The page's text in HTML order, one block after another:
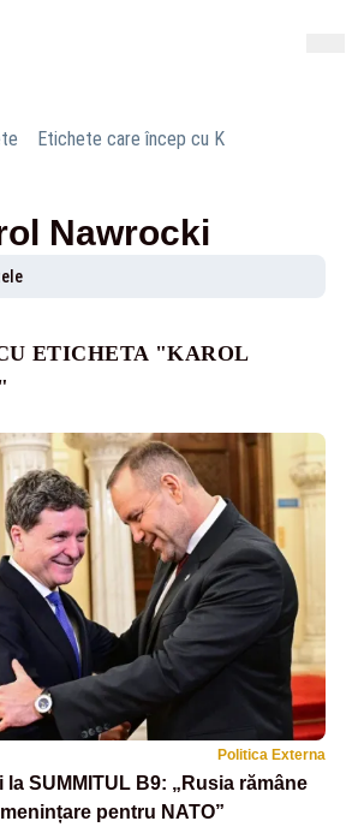
Etichete care încep cu K
Nawrocki
ETICHETA "KAROL
Politica Externa
la SUMMITUL B9: „Rusia rămâne
pentru NATO”